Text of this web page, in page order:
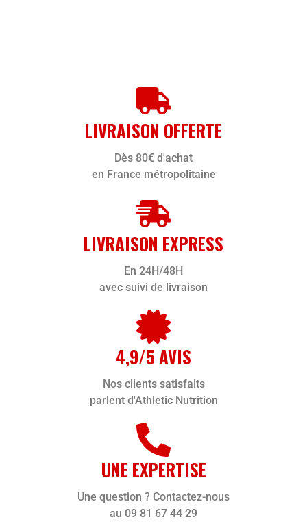
LIVRAISON OFFERTE
Dès 80€ d'achat
en France métropolitaine
LIVRAISON EXPRESS
En 24H/48H
avec suivi de livraison
4,9/5 AVIS
Nos clients satisfaits
parlent d'Athletic Nutrition
UNE EXPERTISE
Une question ? Contactez-nous
au 09 81 67 44 29